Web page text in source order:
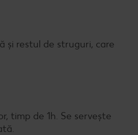
și restul de struguri, care
timp de 1h. Se servește